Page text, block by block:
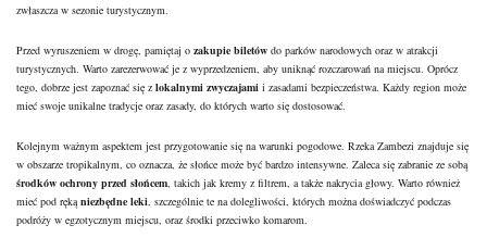
zwłaszcza w sezonie turystycznym.
Przed wyruszeniem w drogę, pamiętaj o zakupie biletów do parków narodowych oraz w atrakcji
turystycznych. Warto zarezerwować je z wyprzedzeniem, aby uniknąć rozczarowań na miejscu. Oprócz
tego, dobrze jest zapoznać się z lokalnymi zwyczajami i zasadami bezpieczeństwa. Każdy region może
mieć swoje unikalne tradycje oraz zasady, do których warto się dostosować.
Kolejnym ważnym aspektem jest przygotowanie się na warunki pogodowe. Rzeka Zambezi znajduje się
w obszarze tropikalnym, co oznacza, że słońce może być bardzo intensywne. Zaleca się zabranie ze sobą
środków ochrony przed słońcem , takich jak kremy z filtrem, a także nakrycia głowy. Warto również
mieć pod ręką niezbędne leki , szczególnie te na dolegliwości, których można doświadczyć podczas
podróży w egzotycznym miejscu, oraz środki przeciwko komarom.